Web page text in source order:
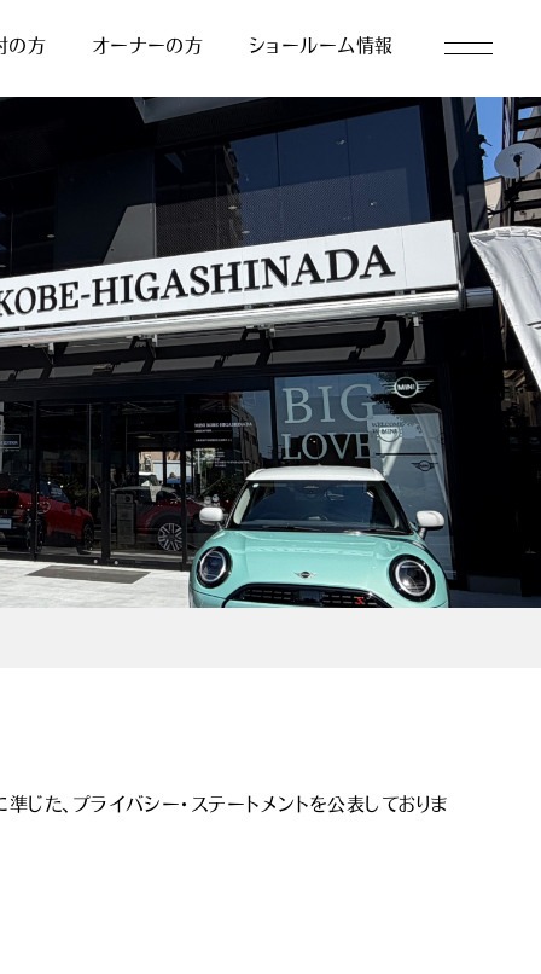
の方 オーナーの方 ショールーム情報
た、プライバシー・ステートメントを公表しておりま